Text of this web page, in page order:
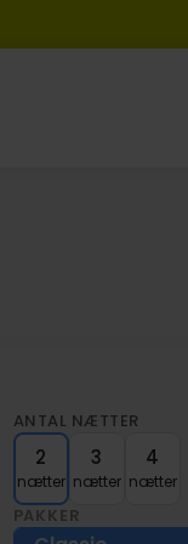
ANTAL NÆTTER
2
nætter
3
nætter
4
nætter
PAKKER